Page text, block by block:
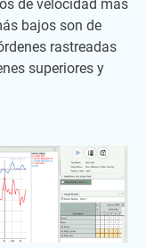
de velocidad más
bajos son de
rastreadas
superiores y